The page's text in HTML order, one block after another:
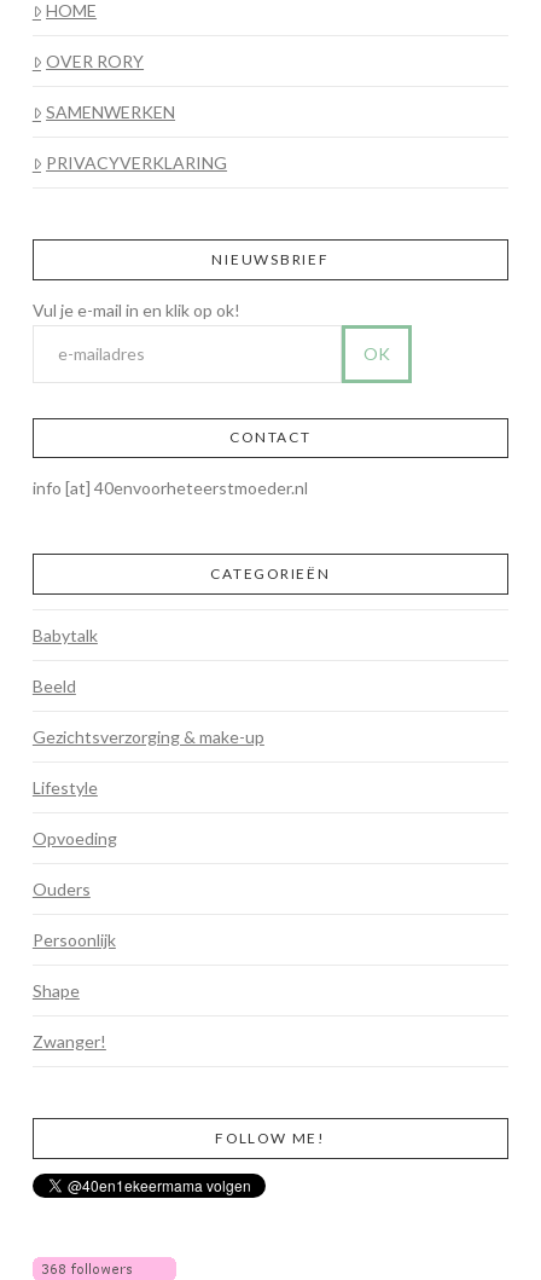
HOME
OVER RORY
SAMENWERKEN
PRIVACYVERKLARING
NIEUWSBRIEF
CONTACT
info [at] 40envoorheteerstmoeder.nl
CATEGORIEËN
Babytalk
Beeld
Gezichtsverzorging & make-up
Lifestyle
Opvoeding
Ouders
Persoonlijk
Shape
Zwanger!
FOLLOW ME!